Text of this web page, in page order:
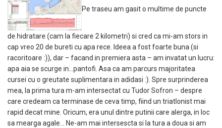
Pe traseu am gasit o multime de puncte
de hidratare (cam la fiecare 2 kilometri) si cred ca mi-am stors in
cap vreo 20 de bureti cu apa rece. Ideea a fost foarte buna (si
racoritoare :)), dar – facand in premiera asta – am invatat un lucru:
apa aia se scurge in…pantofi. Asa ca am parcurs majoritatea
cursei cu o greutate suplimentara in adidasi :). Spre surprinderea
mea, la prima tura m-am intersectat cu Tudor Sofron – despre
care credeam ca terminase de ceva timp, fiind un triatlonist mai
rapid decat mine. Oricum, era unul dintre putinii care alerga, in loc
sa mearga agale… Ne-am mai intersescta si la tura a doua si am